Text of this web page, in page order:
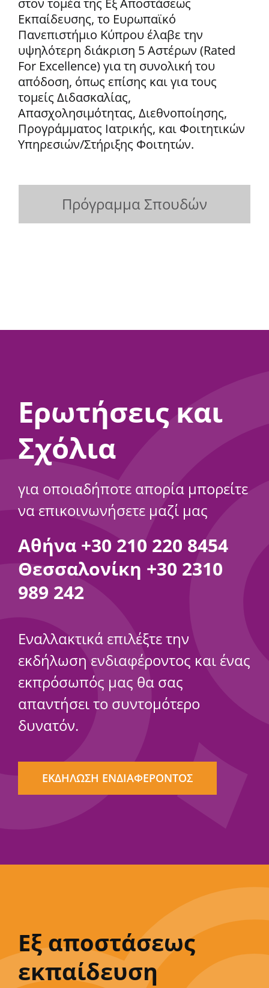
στον τομέα της Εξ Αποστάσεως
Εκπαίδευσης, το Ευρωπαϊκό
Πανεπιστήμιο Κύπρου έλαβε την
υψηλότερη διάκριση 5 Αστέρων (Rated
For Excellence) για τη συνολική του
απόδοση, όπως επίσης και για τους
τομείς Διδασκαλίας,
Απασχολησιμότητας, Διεθνοποίησης,
Προγράμματος Ιατρικής, και Φοιτητικών
Υπηρεσιών/Στήριξης Φοιτητών.
Πρόγραμμα Σπουδών
Ερωτήσεις και
Σχόλια
για οποιαδήποτε απορία μπορείτε
να επικοινωνήσετε μαζί μας
Αθήνα +30 210 220 8454
Θεσσαλονίκη +30 2310
989 242
Εναλλακτικά επιλέξτε την
εκδήλωση ενδιαφέροντος και ένας
εκπρόσωπός μας θα σας
απαντήσει το συντομότερο
δυνατόν.
ΕΚΔΗΛΩΣΗ ΕΝΔΙΑΦΕΡΟΝΤΟΣ
Εξ αποστάσεως
εκπαίδευση